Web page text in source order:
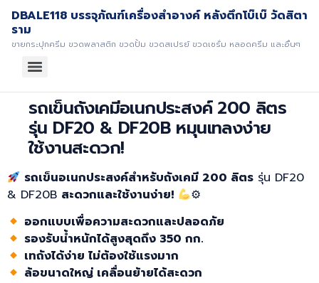
DBALE118 บรรจุภัณฑ์เครื่องสำอางค์ หลังตึกโบ๊เบ๊ วัดสิตา
ราม
ขายกระปุกครีม ขวดพลาสติก ขวดปั้ม ขวดสเปรย์ ขวดเซรั่ม หลอดครีม และอื่นๆ
รถเข็นถังเคมีอเนกประสงค์ 200 ลิตร
รุ่น DF20 & DF20B หมุนเทลงง่าย
ใช้งานสะดวก!
รถเข็นอเนกประสงค์สำหรับถังเคมี 200 ลิตร รุ่น DF20
& DF20B สะดวกและใช้งานง่าย!
⚙
ออกแบบเพื่อความสะดวกและปลอดภัย
รองรับน้ำหนักได้สูงสุดถึง 350กก.
เทถังได้ง่าย ไม่ต้องใช้แรงมาก
ล้อขนาดใหญ่ เคลื่อนย้ายได้สะดวก